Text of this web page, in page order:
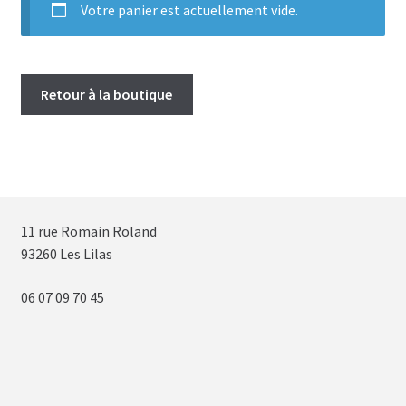
Votre panier est actuellement vide.
Retour à la boutique
11 rue Romain Roland
93260 Les Lilas
06 07 09 70 45